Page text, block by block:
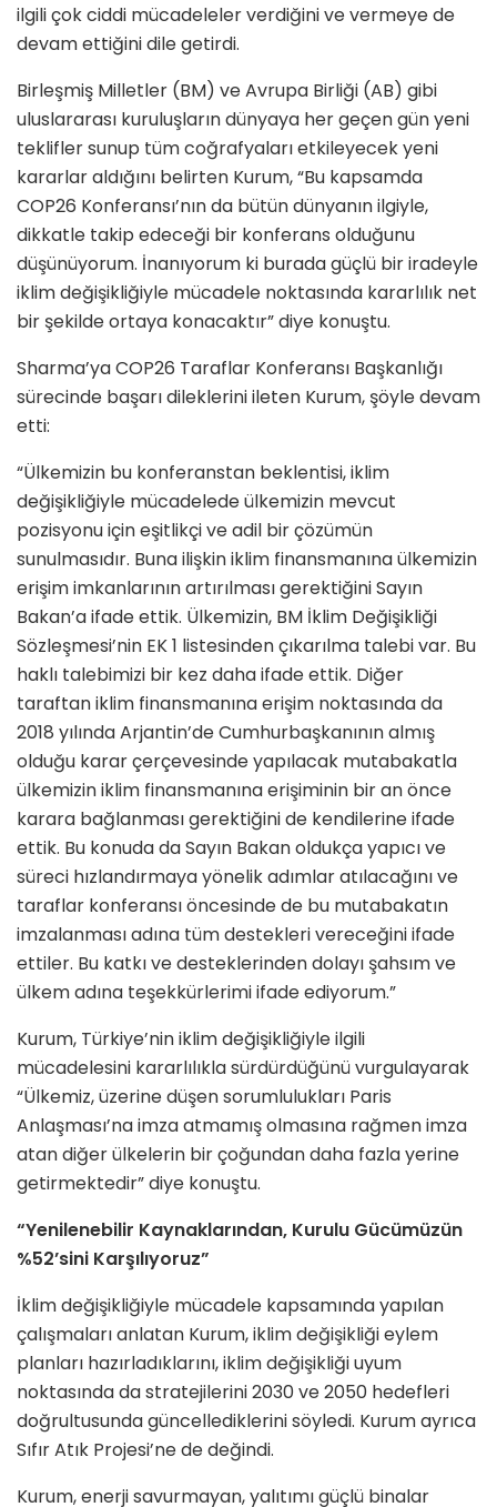
ilgili çok ciddi mücadeleler verdiğini ve vermeye de
devam ettiğini dile getirdi.
Birleşmiş Milletler (BM) ve Avrupa Birliği (AB) gibi
uluslararası kuruluşların dünyaya her geçen gün yeni
teklifler sunup tüm coğrafyaları etkileyecek yeni
kararlar aldığını belirten Kurum, “Bu kapsamda
COP26 Konferansı’nın da bütün dünyanın ilgiyle,
dikkatle takip edeceği bir konferans olduğunu
düşünüyorum. İnanıyorum ki burada güçlü bir iradeyle
iklim değişikliğiyle mücadele noktasında kararlılık net
bir şekilde ortaya konacaktır” diye konuştu.
Sharma’ya COP26 Taraflar Konferansı Başkanlığı
sürecinde başarı dileklerini ileten Kurum, şöyle devam
etti:
“Ülkemizin bu konferanstan beklentisi, iklim
değişikliğiyle mücadelede ülkemizin mevcut
pozisyonu için eşitlikçi ve adil bir çözümün
sunulmasıdır. Buna ilişkin iklim finansmanına ülkemizin
erişim imkanlarının artırılması gerektiğini Sayın
Bakan’a ifade ettik. Ülkemizin, BM İklim Değişikliği
Sözleşmesi’nin EK 1 listesinden çıkarılma talebi var. Bu
haklı talebimizi bir kez daha ifade ettik. Diğer
taraftan iklim finansmanına erişim noktasında da
2018 yılında Arjantin’de Cumhurbaşkanının almış
olduğu karar çerçevesinde yapılacak mutabakatla
ülkemizin iklim finansmanına erişiminin bir an önce
karara bağlanması gerektiğini de kendilerine ifade
ettik. Bu konuda da Sayın Bakan oldukça yapıcı ve
süreci hızlandırmaya yönelik adımlar atılacağını ve
taraflar konferansı öncesinde de bu mutabakatın
imzalanması adına tüm destekleri vereceğini ifade
ettiler. Bu katkı ve desteklerinden dolayı şahsım ve
ülkem adına teşekkürlerimi ifade ediyorum.”
Kurum, Türkiye’nin iklim değişikliğiyle ilgili
mücadelesini kararlılıkla sürdürdüğünü vurgulayarak
“Ülkemiz, üzerine düşen sorumlulukları Paris
Anlaşması’na imza atmamış olmasına rağmen imza
atan diğer ülkelerin bir çoğundan daha fazla yerine
getirmektedir” diye konuştu.
“Yenilenebilir Kaynaklarından, Kurulu Gücümüzün
%52’sini Karşılıyoruz”
İklim değişikliğiyle mücadele kapsamında yapılan
çalışmaları anlatan Kurum, iklim değişikliği eylem
planları hazırladıklarını, iklim değişikliği uyum
noktasında da stratejilerini 2030 ve 2050 hedefleri
doğrultusunda güncellediklerini söyledi. Kurum ayrıca
Sıfır Atık Projesi’ne de değindi.
Kurum, enerji savurmayan, yalıtımı güçlü binalar